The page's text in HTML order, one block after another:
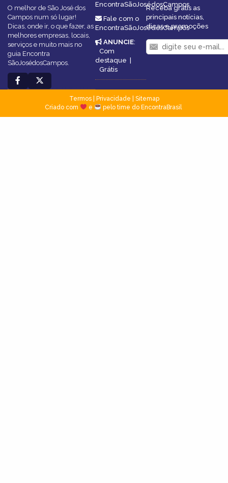
O melhor de São José dos
Campos num só lugar!
Dicas, onde ir, o que fazer, as
melhores empresas, locais,
serviços e muito mais no
guia Encontra
SãoJosédosCampos.
EncontraSãoJosédosCampos
Fale com o
EncontraSãoJosédosCampos
ANUNCIE:
Com
destaque |
Grátis
Receba grátis as
principais notícias,
dicas e promoções
Termos| Privacidade
Sitemap
Criado com
e pelo time do EncontraBrasil